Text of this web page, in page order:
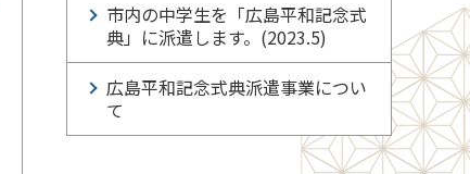
市内の中学生を「広島平和記念式
典」に派遣します。(2023.5)
広島平和記念式典派遣事業につい
て